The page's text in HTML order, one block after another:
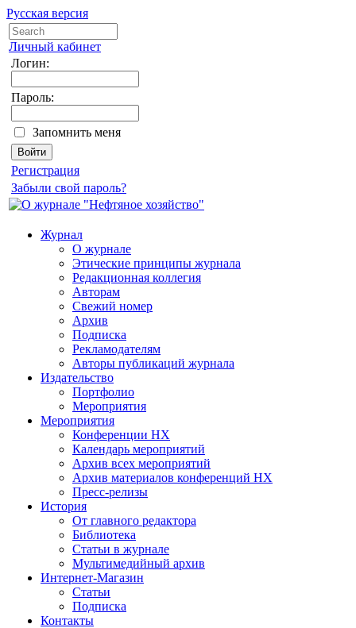
Русская версия
Личный кабинет
Логин:
Пароль:
Запомнить меня
Регистрация
Забыли свой пароль?
Журнал
О журнале
Этические принципы журнала
Редакционная коллегия
Авторам
Свежий номер
Архив
Подписка
Рекламодателям
Авторы публикаций журнала
Издательство
Портфолио
Мероприятия
Мероприятия
Конференции НХ
Календарь мероприятий
Архив всех мероприятий
Архив материалов конференций НХ
Пресс-релизы
История
От главного редактора
Библиотека
Статьи в журнале
Мультимедийный архив
Интернет-Магазин
Статьи
Подписка
Контакты